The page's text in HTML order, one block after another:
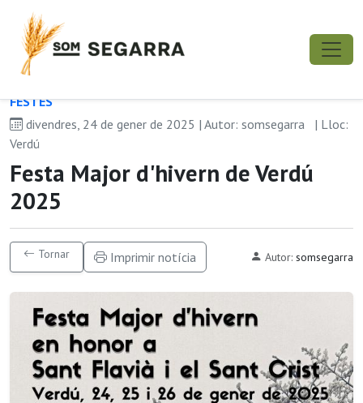
FESTES
divendres, 24 de gener de 2025 | Autor: somsegarra
| Lloc:
Verdú
Festa Major d'hivern de Verdú
2025
Tornar Imprimir notícia Autor: somsegarra